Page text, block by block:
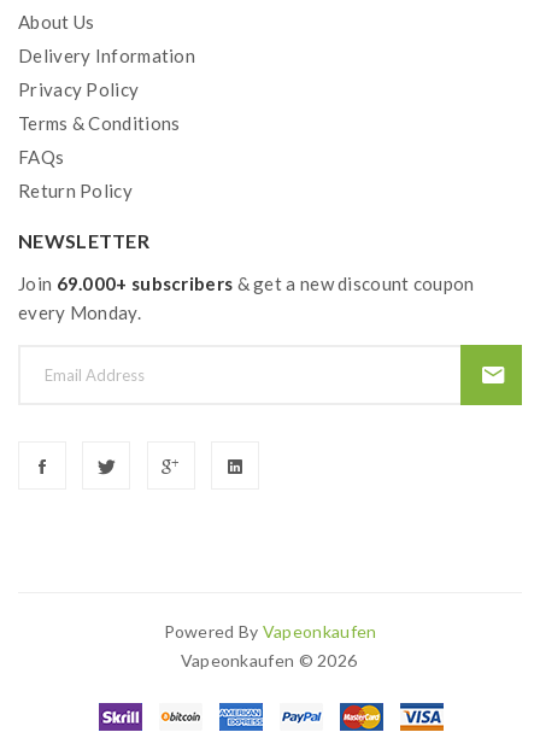
About Us
Delivery Information
Privacy Policy
Terms & Conditions
FAQs
Return Policy
NEWSLETTER
Join 69.000+ subscribers & get a new discount coupon
every Monday.
Powered By Vapeonkaufen
Vapeonkaufen © 2026